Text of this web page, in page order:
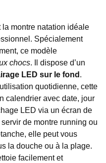
la montre natation idéale
Spécialement
ce modèle
chocs. Il dispose d’un
LED sur le fond .
quotidienne, cette
calendrier avec date, jour
LED via un écran de
de montre running ou
elle peut vous
la douche ou à la plage.
facilement et